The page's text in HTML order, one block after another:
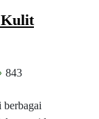
Kulit
843
berbagai